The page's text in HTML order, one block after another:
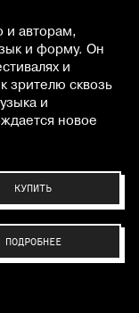
и авторам,
и форму. Он
и
зрителю сквозь
и
новое
КУПИТЬ
ПОДРОБНЕЕ